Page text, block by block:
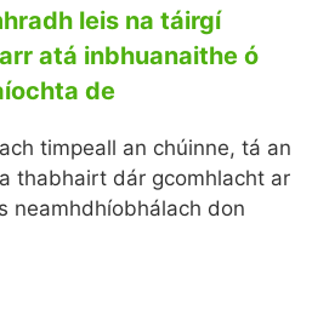
leis na táirgí
atá inbhuanaithe ó
de
timpeall an chúinne, tá an
thabhairt dár gcomhlacht ar
neamhdhíobhálach don